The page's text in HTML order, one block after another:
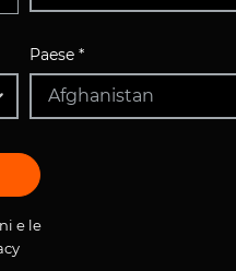
Paese *
Afghanistan
e le